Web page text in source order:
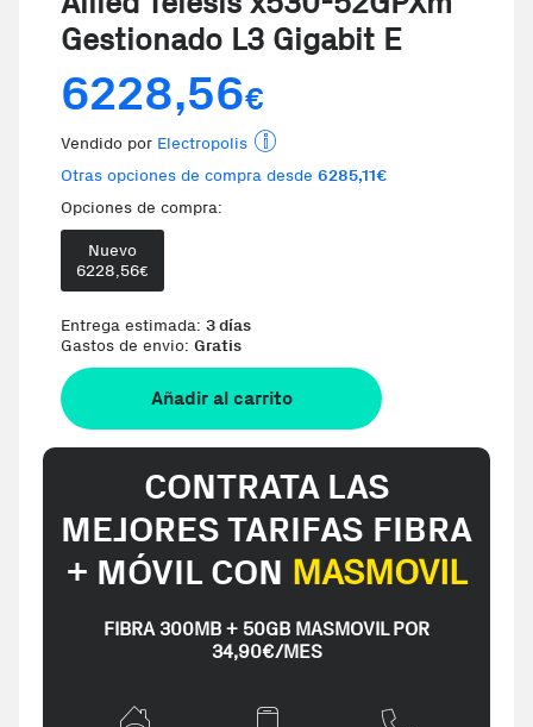
Gestionado L3 Gigabit E
6228,56€
Vendido por Electropolis
Otras opciones de compra desde 6285,11€
Opciones de compra:
Nuevo
6228,56€
Entrega estimada: 3 días
Gastos de envio: Gratis
Añadir al carrito
CONTRATA LAS
MEJORES TARIFAS FIBRA
+ MÓVIL CON MASMOVIL
FIBRA 300MB + 50GB MASMOVIL POR
34,90€/MES